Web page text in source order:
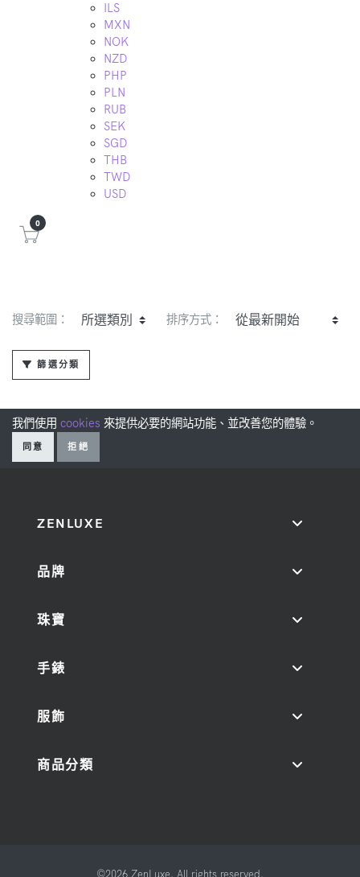
ILS
MXN
NOK
NZD
PHP
PLN
RUB
SEK
SGD
THB
TWD
USD
0
搜尋範圍： 排序方式：
篩選分類
我們使用 cookies 來提供必要的網站功能、並改善您的體驗。
同意 拒絕
ZENLUXE
品牌
珠寶
手錶
服飾
商品分類
©2026 ZenLuxe. All rights reserved.